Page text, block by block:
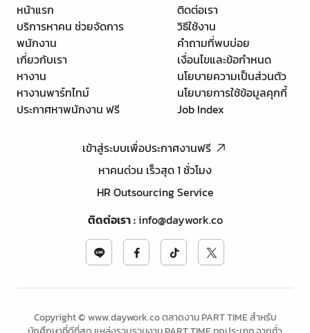
หน้าแรก
บริการหาคน ช่วยจัดการ
พนักงาน
เกี่ยวกับเรา
หางาน
หางานพาร์ทไทม์
ประกาศหาพนักงาน ฟรี
ติดต่อเรา
วิธีใช้งาน
คำถามที่พบบ่อย
เงื่อนไขและข้อกำหนด
นโยบายความเป็นส่วนตัว
นโยบายการใช้ข้อมูลคุกกี้
Job Index
เข้าสู่ระบบเพื่อประกาศงานฟรี
หาคนด่วน เร็วสุด 1 ชั่วโมง
HR Outsourcing Service
ติดต่อเรา:info@daywork.co
Copyright © www.daywork.co ตลาดงาน PART TIME สำหรับ